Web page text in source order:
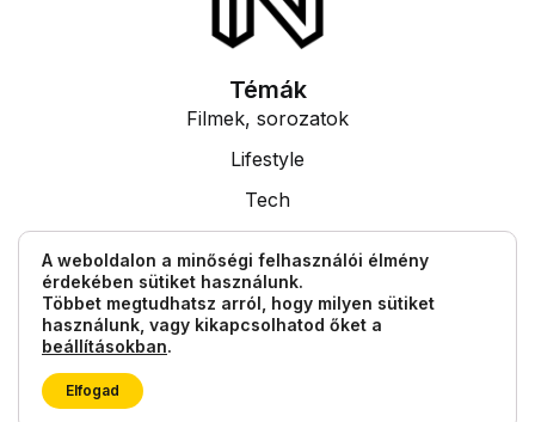
Témák
Filmek, sorozatok
Lifestyle
Tech
Egyéb információk
Impresszum
Általános Szerződési Feltételek
A weboldalon a minőségi felhasználói élmény
érdekében sütiket használunk.
Többet megtudhatsz arról, hogy milyen sütiket
használunk, vagy kikapcsolhatod őket a
beállításokban.
Elfogad